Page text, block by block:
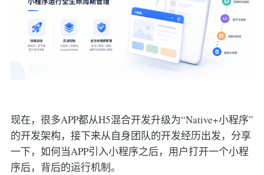
现在，很多APP都从H5混合开发升级为“Native+小程序”
的开发架构，接下来从自身团队的开发经历出发，分享
一下，如何当APP引入小程序之后，用户打开一个小程
序后，背后的运行机制。